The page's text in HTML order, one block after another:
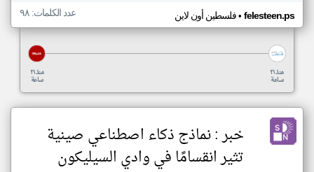
فلسطين أون لاين• felesteen.ps عدد الكلمات: ٩٨
منذ ٢١
ساعة
منذ ٢١
ساعة
خبر : نماذج ذكاء اصطناعي صينية
تثير انقسامًا في وادي السيليكون